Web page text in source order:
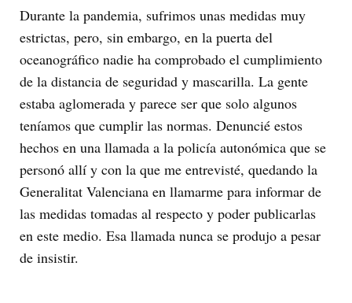
Durante la pandemia, sufrimos unas medidas muy
estrictas, pero, sin embargo, en la puerta del
oceanográfico nadie ha comprobado el cumplimiento
de la distancia de seguridad y mascarilla. La gente
estaba aglomerada y parece ser que solo algunos
teníamos que cumplir las normas. Denuncié estos
hechos en una llamada a la policía autonómica que se
personó allí y con la que me entrevisté, quedando la
Generalitat Valenciana en llamarme para informar de
las medidas tomadas al respecto y poder publicarlas
en este medio. Esa llamada nunca se produjo a pesar
de insistir.